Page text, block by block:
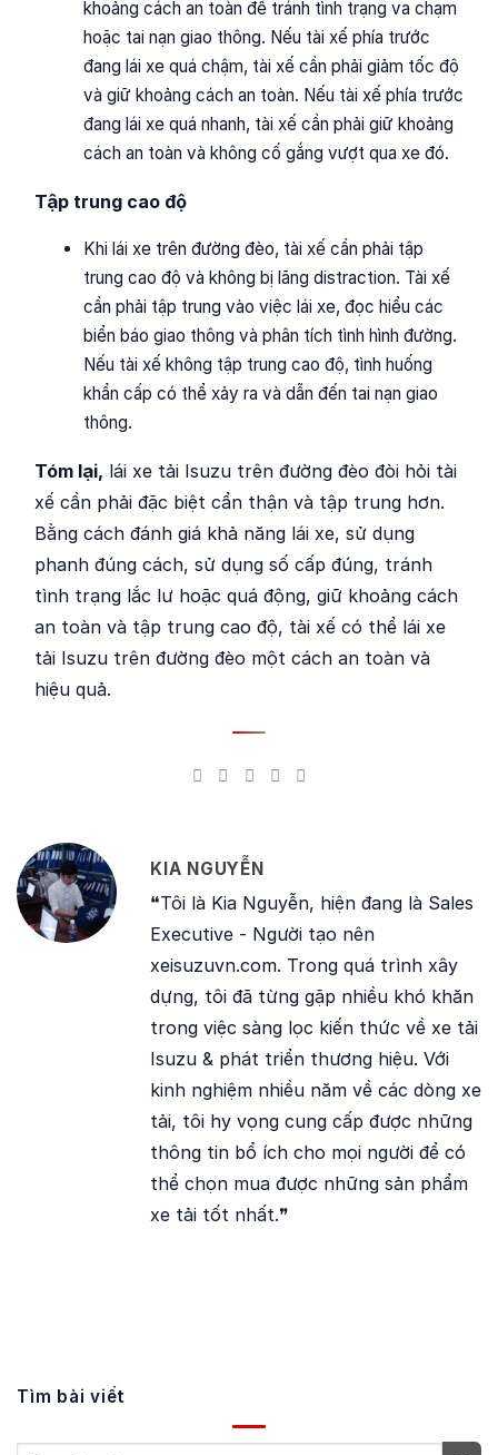
khoảng cách an toàn để tránh tình trạng va chạm
hoặc tai nạn giao thông. Nếu tài xế phía trước
đang lái xe quá chậm, tài xế cần phải giảm tốc độ
và giữ khoảng cách an toàn. Nếu tài xế phía trước
đang lái xe quá nhanh, tài xế cần phải giữ khoảng
cách an toàn và không cố gắng vượt qua xe đó.
Tập trung cao độ
Khi lái xe trên đường đèo, tài xế cần phải tập
trung cao độ và không bị lãng distraction. Tài xế
cần phải tập trung vào việc lái xe, đọc hiểu các
biển báo giao thông và phân tích tình hình đường.
Nếu tài xế không tập trung cao độ, tình huống
khẩn cấp có thể xảy ra và dẫn đến tai nạn giao
thông.
Tóm lại, lái xe tải Isuzu trên đường đèo đòi hỏi tài
xế cần phải đặc biệt cẩn thận và tập trung hơn.
Bằng cách đánh giá khả năng lái xe, sử dụng
phanh đúng cách, sử dụng số cấp đúng, tránh
tình trạng lắc lư hoặc quá động, giữ khoảng cách
an toàn và tập trung cao độ, tài xế có thể lái xe
tải Isuzu trên đường đèo một cách an toàn và
hiệu quả.
KIA NGUYỄN
❝Tôi là Kia Nguyễn, hiện đang là Sales
Executive - Người tạo nên
xeisuzuvn.com. Trong quá trình xây
dựng, tôi đã từng gặp nhiều khó khăn
trong việc sàng lọc kiến thức về xe tải
Isuzu & phát triển thương hiệu. Với
kinh nghiệm nhiều năm về các dòng xe
tải, tôi hy vọng cung cấp được những
thông tin bổ ích cho mọi người để có
thể chọn mua được những sản phẩm
xe tải tốt nhất.❞
Tìm bài viết